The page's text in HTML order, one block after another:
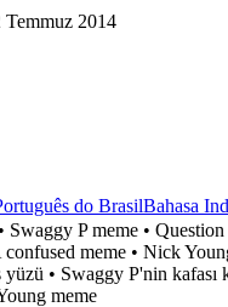
2014
do BrasilBahasa
P meme •
meme • Nick
yüzü • Swaggy P'nin
meme